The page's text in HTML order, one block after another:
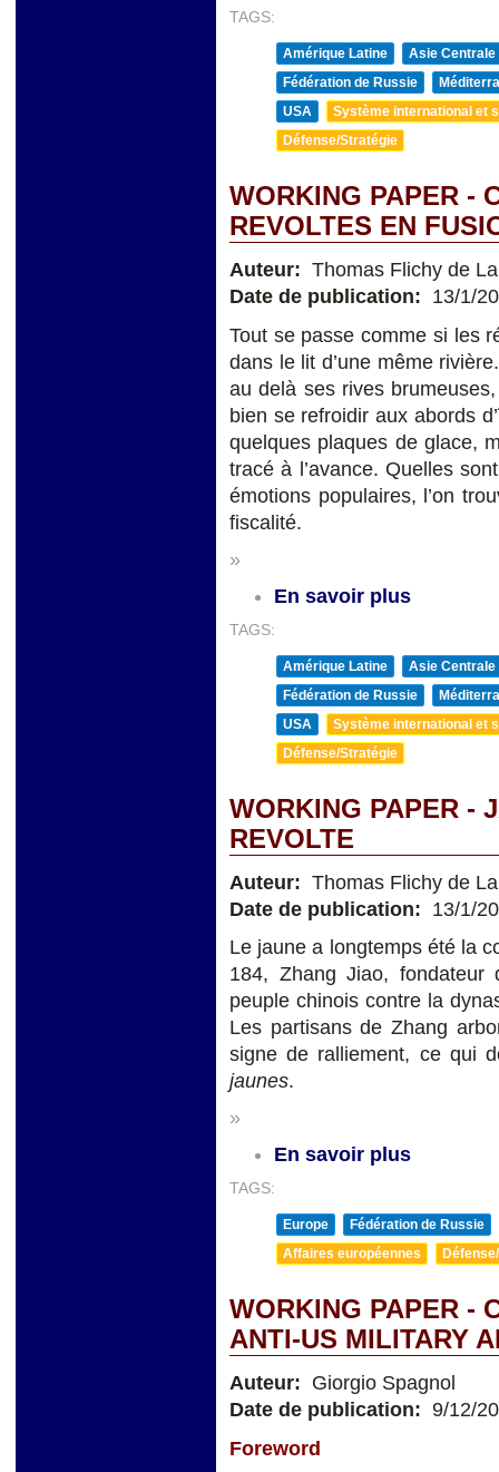
TAGS:
Amérique Latine
Asie Centrale
Fédération de Russie
USA
Système international et
Défense/Stratégie
WORKING PAPER -
REVOLTES EN
Auteur: Thomas Flichy de
Date de publication: 13/1/
Tout se passe comme si les
dans le lit d’une même
au delà ses rives
bien se refroidir aux abords
quelques plaques de glace,
tracé à l’avance. Quelles
émotions populaires, l’on
fiscalité.
»
En savoir plus
TAGS:
Amérique Latine
Asie Centrale
Fédération de Russie
USA
Système international et
Défense/Stratégie
WORKING PAPER -
REVOLTE
Auteur: Thomas Flichy de
Date de publication: 13/1/
Le jaune a longtemps été la
184, Zhang Jiao,
peuple chinois contre la
Les partisans de Zhang
signe de ralliement, ce qui
jaunes.
»
En savoir plus
TAGS:
Europe
Fédération de Russie
Affaires européennes
WORKING PAPER -
ANTI-US MILITARY
Auteur: Giorgio Spagnol
Date de publication: 9/12/
Foreword